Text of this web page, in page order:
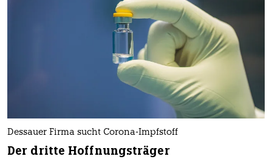
Dessauer Firma sucht Corona-Impfstoff
Der dritte Hoffnungsträger